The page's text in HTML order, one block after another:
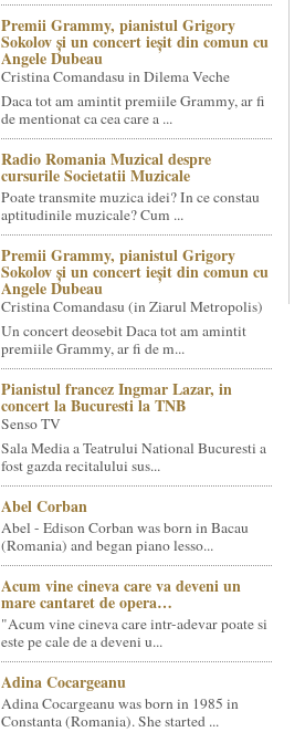
Premii Grammy, pianistul Grigory
Sokolov și un concert ieșit din comun cu
Angele Dubeau
Cristina Comandasu in Dilema Veche
Daca tot am amintit premiile Grammy, ar fi
de mentionat ca cea care a ...
Radio Romania Muzical despre
cursurile Societatii Muzicale
Poate transmite muzica idei? In ce constau
aptitudinile muzicale? Cum ...
Premii Grammy, pianistul Grigory
Sokolov și un concert ieșit din comun cu
Angele Dubeau
Cristina Comandasu (in Ziarul Metropolis)
Un concert deosebit Daca tot am amintit
premiile Grammy, ar fi de m...
Pianistul francez Ingmar Lazar, in
concert la Bucuresti la TNB
Senso TV
Sala Media a Teatrului National Bucuresti a
fost gazda recitalului sus...
Abel Corban
Abel - Edison Corban was born in Bacau
(Romania) and began piano lesso...
Acum vine cineva care va deveni un
mare cantaret de opera…
"Acum vine cineva care intr-adevar poate si
este pe cale de a deveni u...
Adina Cocargeanu
Adina Cocargeanu was born in 1985 in
Constanta (Romania). She started ...